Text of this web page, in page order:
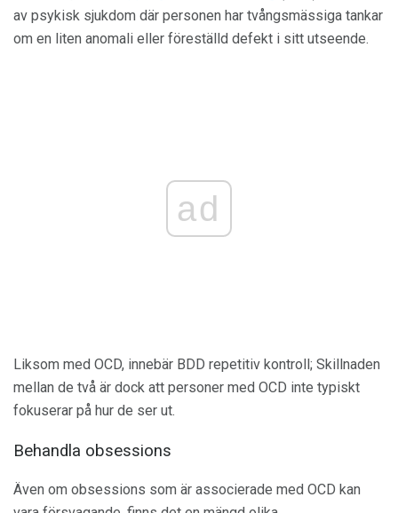
av psykisk sjukdom där personen har tvångsmässiga tankar
om en liten anomali eller föreställd defekt i sitt utseende.
ad
Liksom med OCD, innebär BDD repetitiv kontroll; Skillnaden
mellan de två är dock att personer med OCD inte typiskt
fokuserar på hur de ser ut.
Behandla obsessions
Även om obsessions som är associerade med OCD kan